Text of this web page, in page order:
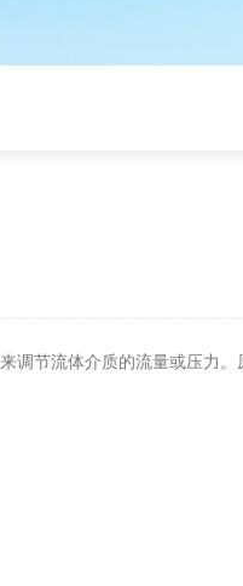
节流体介质的流量或压力。